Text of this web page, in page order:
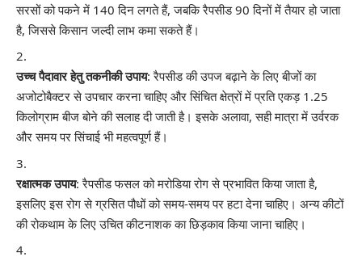
सरसों को पकने में 140 दिन लगते हैं, जबकि रैपसीड 90 दिनों में तैयार हो जाता
है, जिससे किसान जल्दी लाभ कमा सकते हैं।
उच्च पैदावार हेतु तकनीकी उपाय: रैपसीड की उपज बढ़ाने के लिए बीजों का
अजोटोबैक्टर से उपचार करना चाहिए और सिंचित क्षेत्रों में प्रति एकड़ 1.25
किलोग्राम बीज बोने की सलाह दी जाती है। इसके अलावा, सही मात्रा में उर्वरक
और समय पर सिंचाई भी महत्वपूर्ण हैं।
रक्षात्मक उपाय: रैपसीड फसल को मरोडिया रोग से प्रभावित किया जाता है,
इसलिए इस रोग से ग्रसित पौधों को समय-समय पर हटा देना चाहिए। अन्य कीटों
की रोकथाम के लिए उचित कीटनाशक का छिड़काव किया जाना चाहिए।